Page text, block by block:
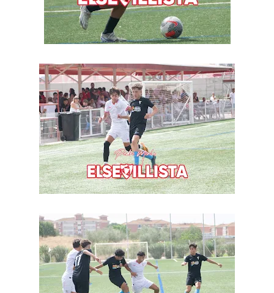
El Sevilla FC empieza a inscribir a los nuevos
Opinión | "Carta abierta a Alberto Flores" por Rafa
Análisis I Quién es y cómo juega Fran González
Miguel Sierra: La temporada pasada se vio
reflejado que podemos tirar para delante y
trabajamos con ilusión